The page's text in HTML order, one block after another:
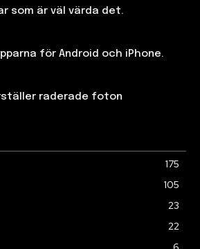
som är väl värda det.
för Android och iPhone.
raderade foton
175
105
23
22